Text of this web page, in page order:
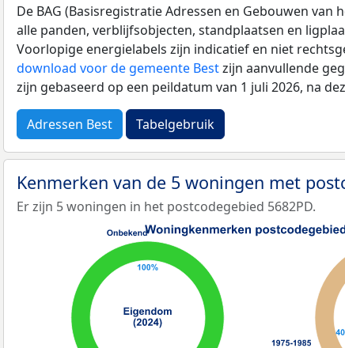
De BAG (Basisregistratie Adressen en Gebouwen
alle panden, verblijfsobjecten, standplaatsen en
Voorlopige energielabels zijn indicatief en niet
download voor de gemeente Bestzijn aanvullende
zijn gebaseerd op een peildatum van 1 juli 2026, na
Adressen Best Tabelgebruik
Kenmerken van de 5 woningen met
Er zijn 5 woningen in het postcodegebied 5682PD.